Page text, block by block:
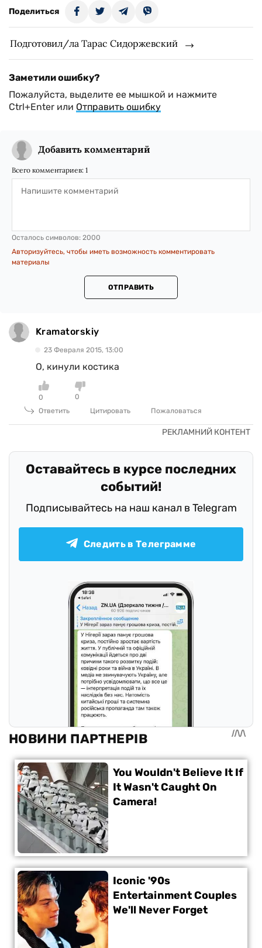
Поделиться
Подготовил/ла Тарас Сидоржевский
Заметили ошибку?
Пожалуйста, выделите ее мышкой и нажмите
Ctrl+Enter или Отправить ошибку
Добавить комментарий
Всего комментариев: 1
Осталось символов: 2000
Авторизуйтесь, чтобы иметь возможность комментировать
материалы
ОТПРАВИТЬ
Kramatorskiy
23 Февраля 2015, 13:00
О, кинули костика
0
0
Ответить
Цитировать Пожаловаться
Оставайтесь в курсе последних
событий!
Подписывайтесь на наш канал в Telegram
Следить в Телеграмме